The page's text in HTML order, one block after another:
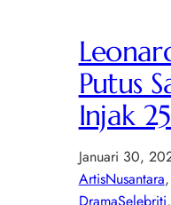
Putus
Injak
Januari 30,
ArtisNusantara,
DramaSelebriti,